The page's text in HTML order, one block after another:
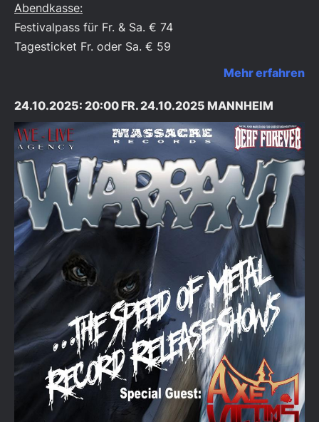
Abendkasse:
Festivalpass für Fr. & Sa. € 74
Tagesticket Fr. oder Sa. € 59
Mehr erfahren
24.10.2025: 20:00 FR. 24.10.2025 MANNHEIM